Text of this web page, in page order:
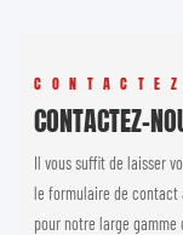
CONTACTEZ-
Il vous suffit de laisser
le formulaire de contact
pour notre large gamme